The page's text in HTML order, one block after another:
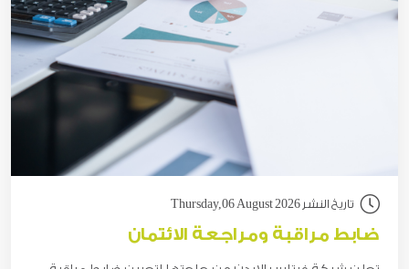
تاريخ النشر Thursday,06 August 2026
ضابط مراقبة ومراجعة الائتمان